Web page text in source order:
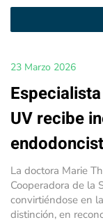
23 Marzo 2026
UV recibe
La doctora Marie
Cooperadora de la
convirtiéndose en
distinción, en